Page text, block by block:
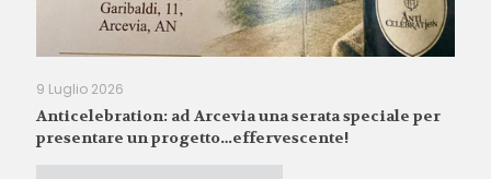
9 Luglio 2026
Anticelebration: ad Arcevia una serata speciale per
presentare un progetto…effervescente!